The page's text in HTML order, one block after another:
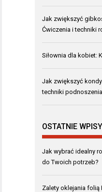
Jak zwiększyć
Ćwiczenia i techniki
Siłownia dla kobiet:
Jak zwiększyć
techniki
OSTATNIE WPISY
Jak wybrać idealny
do Twoich potrzeb?
Zalety oklejania folią